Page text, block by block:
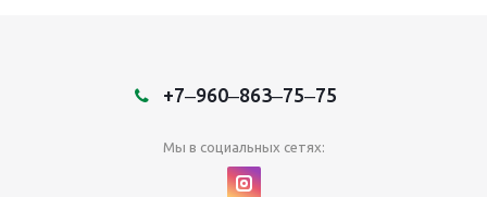
+7‒960‒863‒75‒75
Мы в социальных сетях: